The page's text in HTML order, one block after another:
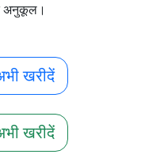
अनुकूल।
खरीदें
खरीदें